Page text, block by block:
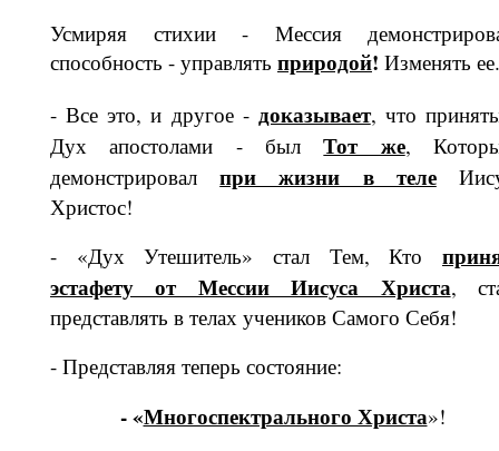
Усмиряя стихии - Мессия
способность - управлять приро­дой! Изменять
- Все это, и другое - доказывает, что
Дух апостолами - былТот же,
демонстрировалпри жизни в теле
Христос!
- «Дух Утешитель» стал Тем, Кто
эстафету от Мессии Иисуса Христа,
представлять в телах уче­ников Самого Себя!
- Представляя теперь состояние:
- «Многоспектрального Христа»!